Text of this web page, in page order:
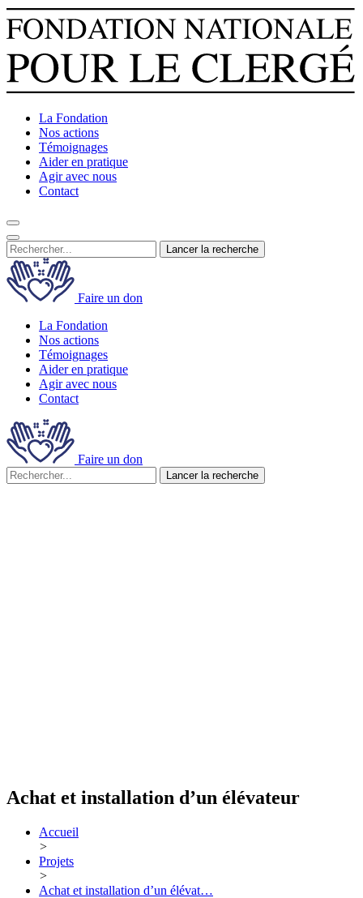
La Fondation
Nos actions
Témoignages
Aider en pratique
Agir avec nous
Contact
Lancer la recherche
Faire un don
La Fondation
Nos actions
Témoignages
Aider en pratique
Agir avec nous
Contact
Faire un don
Lancer la recherche
Achat et installation d’un élévateur
Accueil
>
Projets
>
Achat et installation d’un élévat…